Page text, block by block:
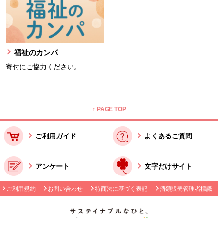
福祉のカンパ
寄付にご協力ください。
↑ PAGE TOP
ご利用ガイド よくあるご質問
アンケート 文字だけサイト
ご利用規約 お問い合わせ 特商法に基づく表記 酒類販売管理者標識